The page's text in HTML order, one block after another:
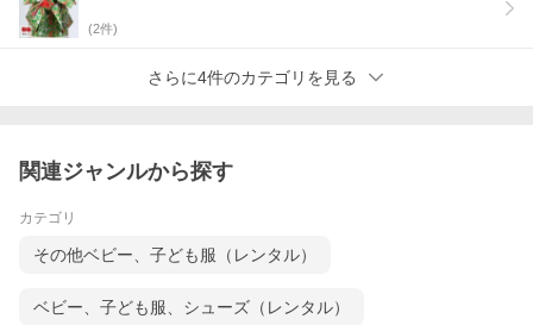
(2件)
さらに4件のカテゴリを見る
関連ジャンルから探す
カテゴリ
その他ベビー、子ども服（レンタル）
ベビー、子ども服、シューズ（レンタル）